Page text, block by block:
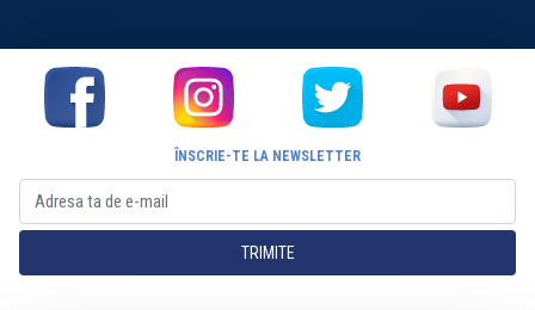
ÎNSCRIE-TE LA NEWSLETTER
TRIMITE